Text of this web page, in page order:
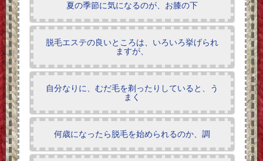
夏の季節に気になるのが、お膝の下
脱毛エステの良いところは、いろいろ挙げられ
ますが、
自分なりに、むだ毛を剃ったりしていると、う
まく
何歳になったら脱毛を始められるのか、調